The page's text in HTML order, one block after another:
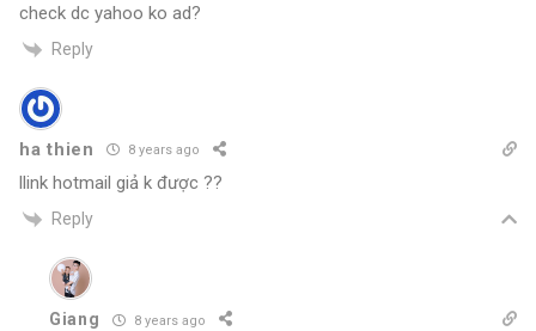
check dc yahoo ko ad?
Reply
ha thien 8 years ago
llink hotmail giả k được ??
Reply
Giang 8 years ago